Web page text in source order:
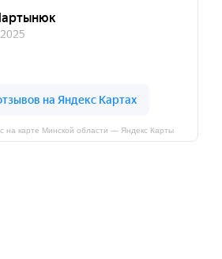
на карте Минской области — Яндекс Карты